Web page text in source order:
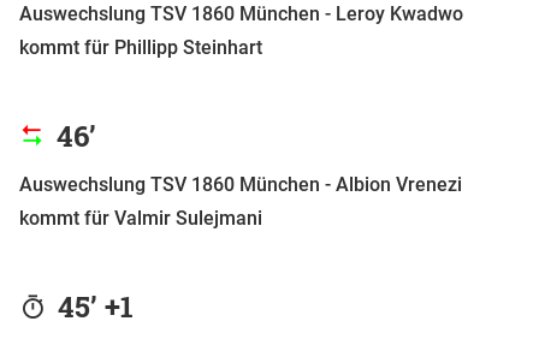
Auswechslung TSV 1860 München - Leroy Kwadwo
kommt für Phillipp Steinhart
46’
Auswechslung TSV 1860 München - Albion Vrenezi
kommt für Valmir Sulejmani
45’ +1